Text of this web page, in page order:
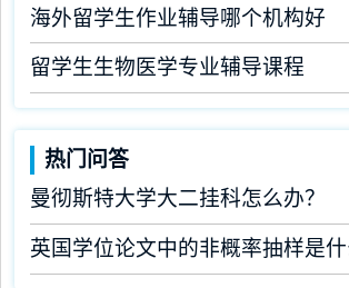
海外留学生作业辅导哪个机构好
留学生生物医学专业辅导课程
热门问答
曼彻斯特大学大二挂科怎么办？